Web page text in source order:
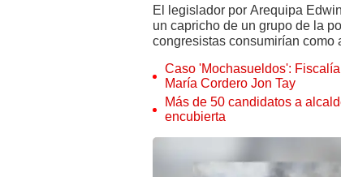
El legislador por Arequipa
un capricho de un grupo de la
congresistas consumirían como
Caso 'Mochasueldos':
María Cordero Jon Tay
Más de 50 candidatos a
encubierta